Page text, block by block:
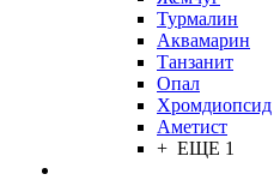
Турмалин
Аквамарин
Танзанит
Опал
Хромдиопсид
Аметист
+ ЕЩЕ 1